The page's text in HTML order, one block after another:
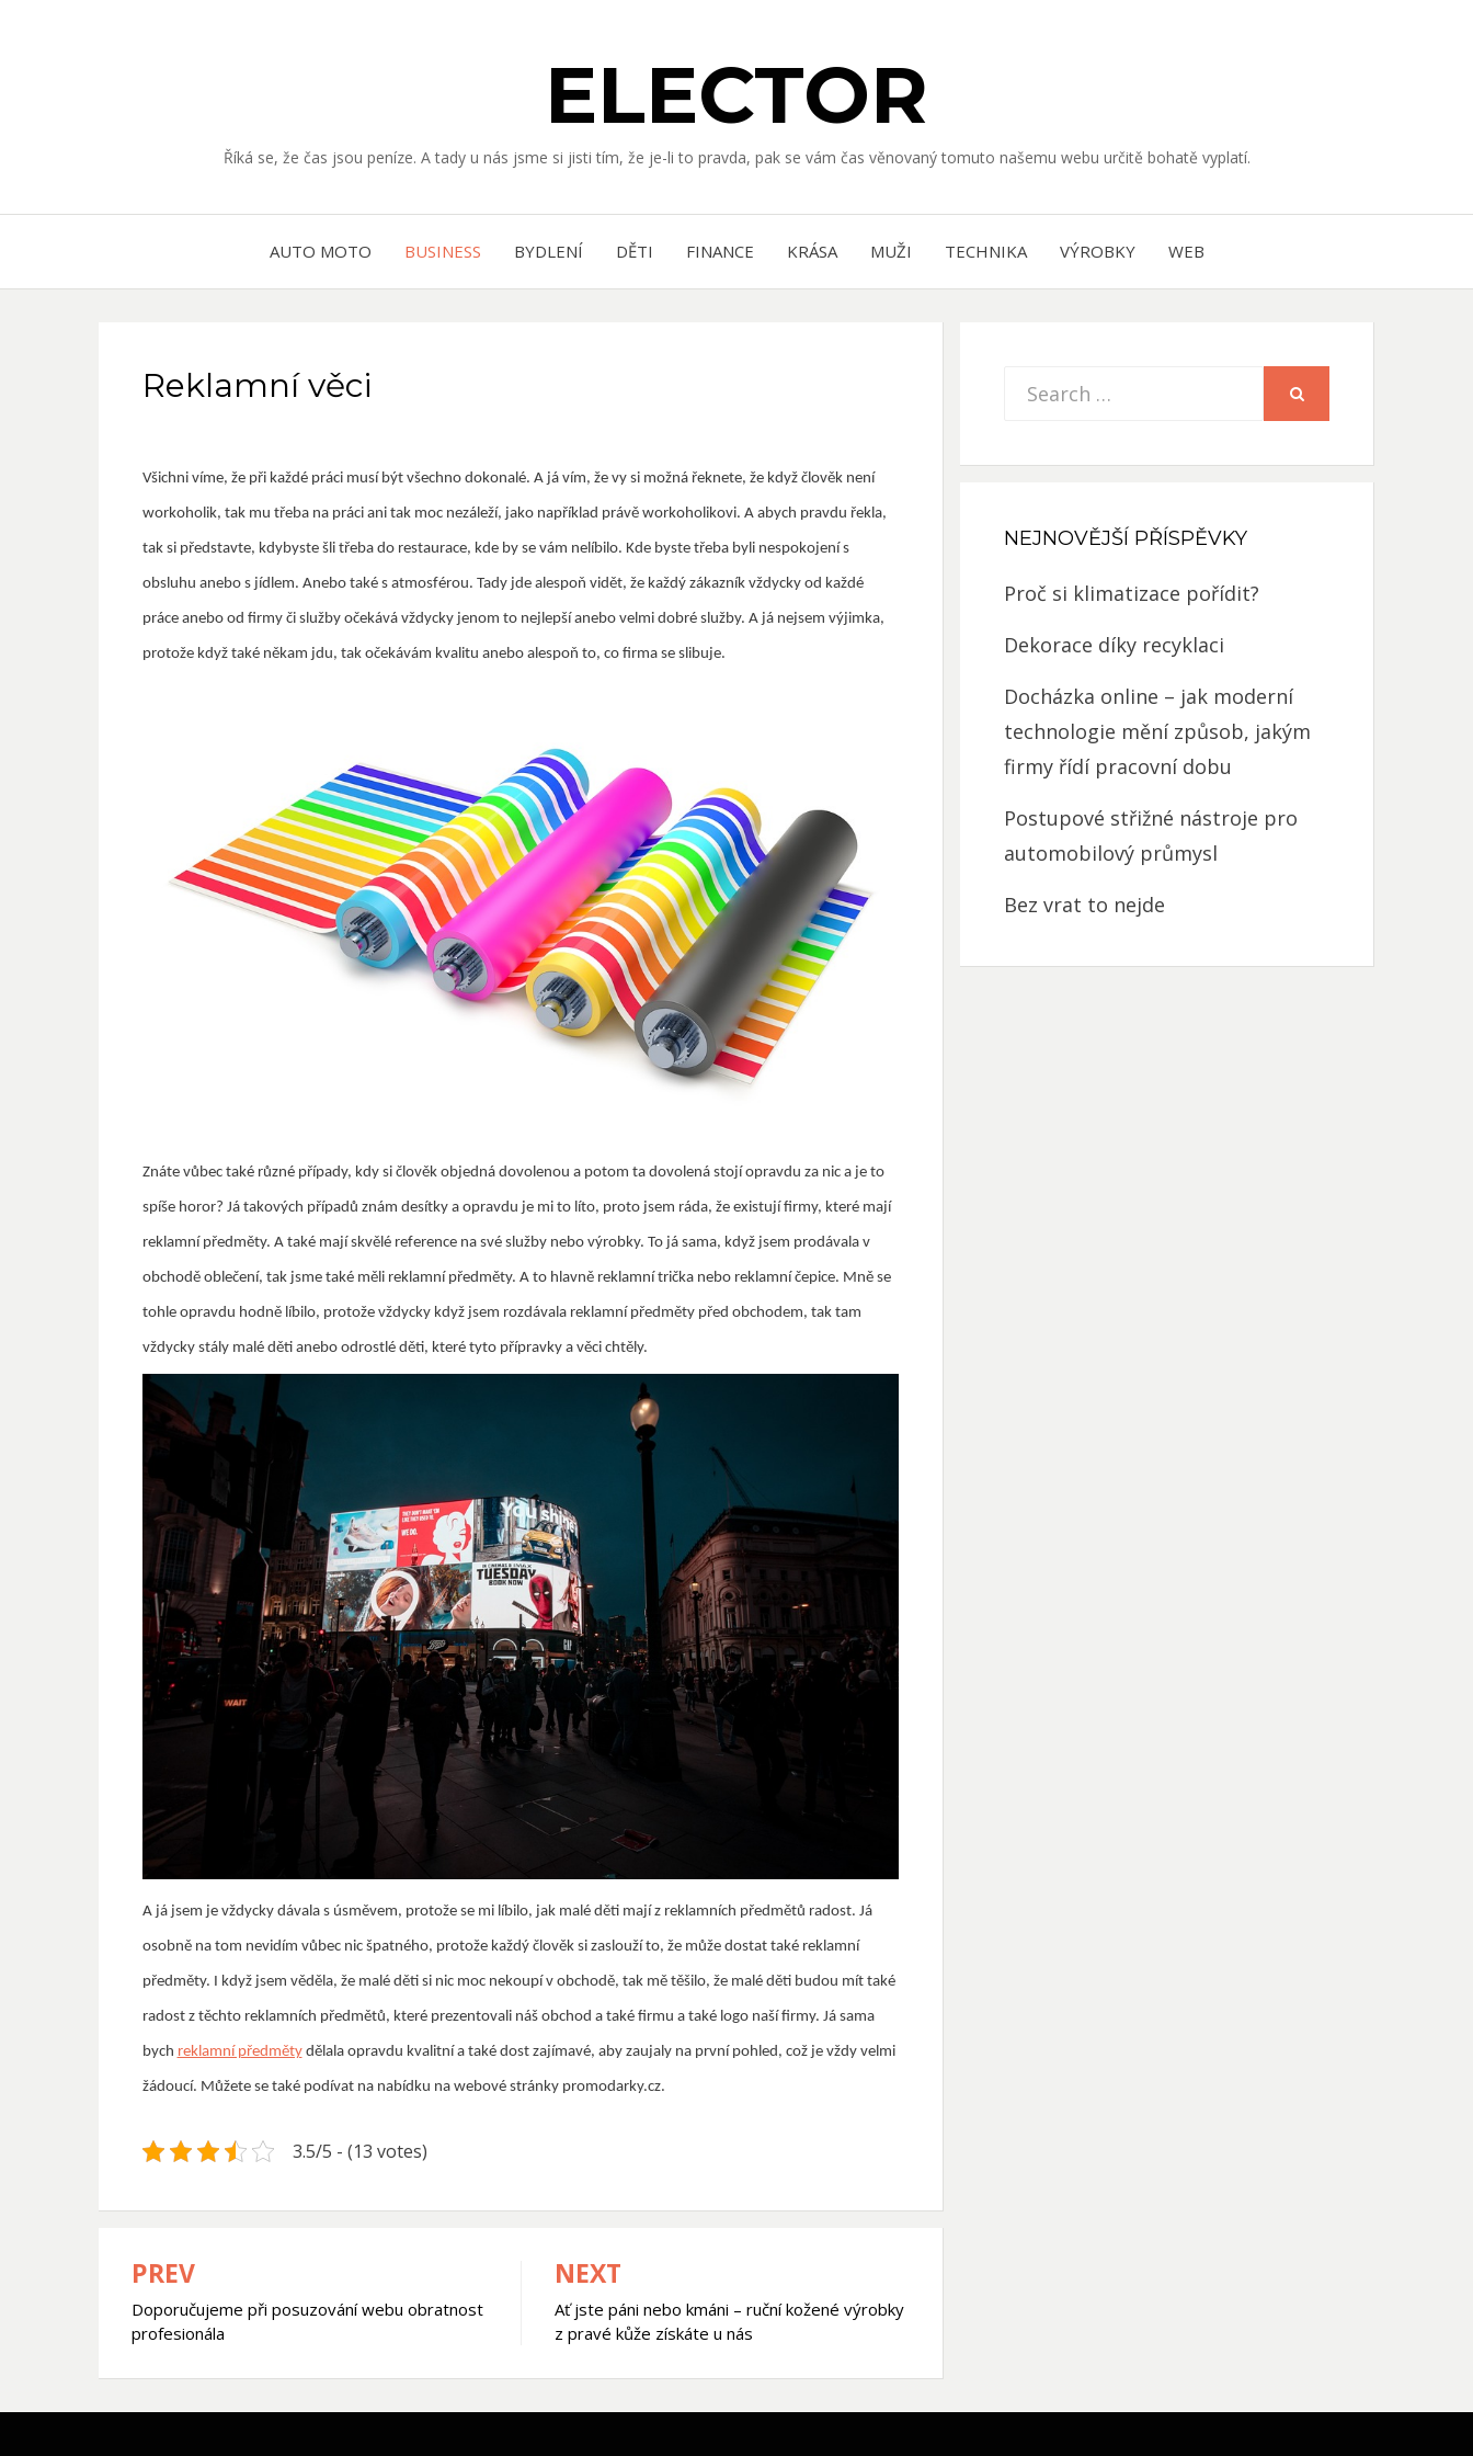
ELECTOR
Říká se, že čas jsou peníze. A tady u nás jsme si jisti tím, že je-li to pravda, pak se vám čas věnovaný tomuto našemu webu určitě bohatě vyplatí.
AUTO MOTO BUSINESS BYDLENÍ DĚTI FINANCE KRÁSA MUŽI TECHNIKA VÝROBKY WEB
Reklamní věci
Všichni víme, že při každé práci musí být všechno dokonalé. A já vím, že vy si možná řeknete, že když člověk není
workoholik, tak mu třeba na práci ani tak moc nezáleží, jako například právě workoholikovi. A abych pravdu řekla,
tak si představte, kdybyste šli třeba do restaurace, kde by se vám nelíbilo. Kde byste třeba byli nespokojení s
obsluhu anebo s jídlem. Anebo také s atmosférou. Tady jde alespoň vidět, že každý zákazník vždycky od každé
práce anebo od firmy či služby očekává vždycky jenom to nejlepší anebo velmi dobré služby. A já nejsem výjimka,
protože když také někam jdu, tak očekávám kvalitu anebo alespoň to, co firma se slibuje.
Znáte vůbec také různé případy, kdy si člověk objedná dovolenou a potom ta dovolená stojí opravdu za nic a je to
spíše horor? Já takových případů znám desítky a opravdu je mi to líto, proto jsem ráda, že existují firmy, které mají
reklamní předměty. A také mají skvělé reference na své služby nebo výrobky. To já sama, když jsem prodávala v
obchodě oblečení, tak jsme také měli reklamní předměty. A to hlavně reklamní trička nebo reklamní čepice. Mně se
tohle opravdu hodně líbilo, protože vždycky když jsem rozdávala reklamní předměty před obchodem, tak tam
vždycky stály malé děti anebo odrostlé děti, které tyto přípravky a věci chtěly.
A já jsem je vždycky dávala s úsměvem, protože se mi líbilo, jak malé děti mají z reklamních předmětů radost. Já
osobně na tom nevidím vůbec nic špatného, protože každý člověk si zaslouží to, že může dostat také reklamní
předměty. I když jsem věděla, že malé děti si nic moc nekoupí v obchodě, tak mě těšilo, že malé děti budou mít také
radost z těchto reklamních předmětů, které prezentovali náš obchod a také firmu a také logo naší firmy. Já sama
bych reklamní předmětydělala opravdu kvalitní a také dost zajímavé, aby zaujaly na první pohled, což je vždy velmi
žádoucí. Můžete se také podívat na nabídku na webové stránky promodarky.cz.
3.5/5 - (13 votes)
Navigace
pro
PREV
Doporučujeme při posuzování webu obratnost
profesionála
NEXT
Ať jste páni nebo kmáni – ruční kožené výrobky
z pravé kůže získáte u nás
Search
NEJNOVĚJŠÍ PŘÍSPĚVKY
Proč si klimatizace pořídit?
Dekorace díky recyklaci
Docházka online – jak moderní
technologie mění způsob, jakým
firmy řídí pracovní dobu
Postupové střižné nástroje pro
automobilový průmysl
Bez vrat to nejde